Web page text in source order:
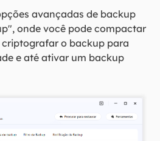
avançadas de backup
onde você pode compactar
o backup para
e até ativar um backup